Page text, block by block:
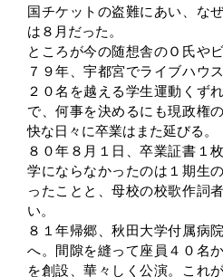
国チケットの盗難にあい、な
は８月だった。
ところが今の随想舎のＯ氏や
７９年、宇都宮でライブハウ
２０名を越える学生運動くず
で、何事を決めるにも現政権
快な日々に卒業はまた延びる。
８０年８月１日、卒業証書１
学にならなかったのは１期生
ったことと、母校の校歌作詞
い。
８１年帰郷、秋田大学付属病
へ。間隙を縫って座員４０名
を創設、華々しく公演。これ